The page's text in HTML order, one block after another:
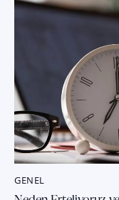
GENEL